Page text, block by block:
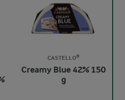
CASTELLO®
Creamy Blue 42% 150
g